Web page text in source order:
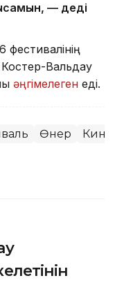
— деді
фестивалінің
Вальдау
әңгімелеген еді.
Өнер Кино